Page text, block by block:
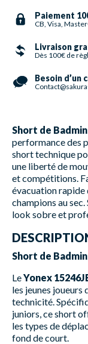
Paiement
CB, Visa,
Livraison
Dès 100€ de
Besoin d’un
Short de
performance des
short technique
une liberté de
et compétitions.
évacuation
champions au
look sobre et
Short de
LeYonex
les jeunes
technicité.
juniors, ce short
les types de
fond de court.